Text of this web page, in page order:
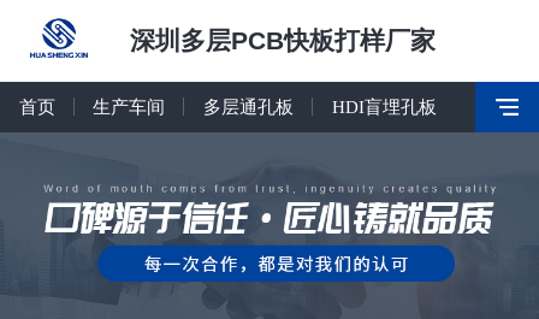
深圳多层PCB快板打样厂家
首页 生产车间 多层通孔板 HDI盲埋孔板